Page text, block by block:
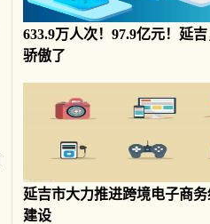
633.9万人次！97.9亿元！延
骄傲了
延吉市大力推进跨境电子商
建设